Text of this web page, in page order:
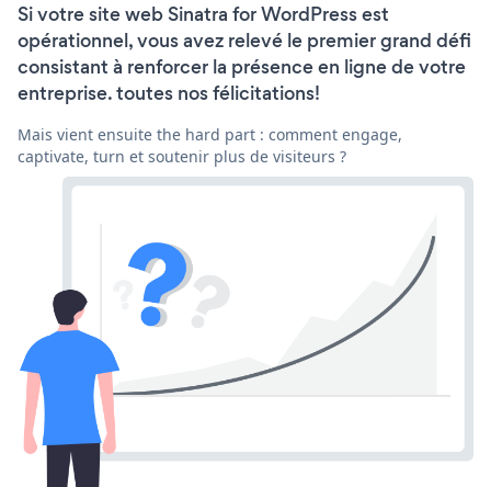
Si votre site web Sinatra for WordPress est
opérationnel, vous avez relevé le premier grand défi
consistant à renforcer la présence en ligne de votre
entreprise. toutes nos félicitations!
Mais vient ensuite the hard part : comment engage,
captivate, turn et soutenir plus de visiteurs ?